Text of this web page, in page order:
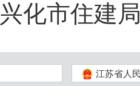
兴化市住建
江苏省人